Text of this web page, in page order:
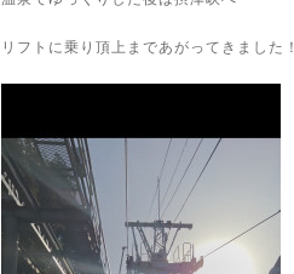
リフトに乗り頂上まであがってきました！